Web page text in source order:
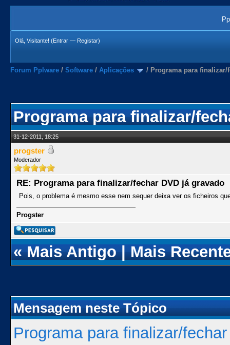
Olá, Visitante! (Entrar — Registar)
Forum Pplware / Software / Aplicações / Programa para finalizar/
Programa para finalizar/
31-12-2011, 18:25
progster
Moderador
RE: Programa para finalizar/fechar DVD já gravado
Pois, o problema é mesmo esse nem sequer deixa ver os ficheiros
Progster
«Mais Antigo|Mais
Mensagem neste Tópico
Programa para finalizar/